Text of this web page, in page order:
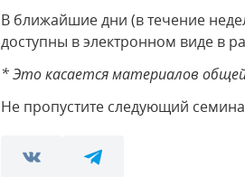
В ближайшие дни (в течение
доступны в электронном виде в
* Это касается материалов
Не пропустите следующий